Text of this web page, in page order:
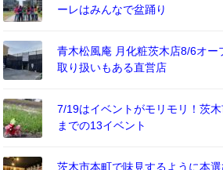
ーレはみんなで盆踊り
青木松風庵 月化粧茨木店8/6オー
取り扱いもある直営店
7/19はイベントがモリモリ！茨
までの13イベント
茨木市本町で味見するように本選